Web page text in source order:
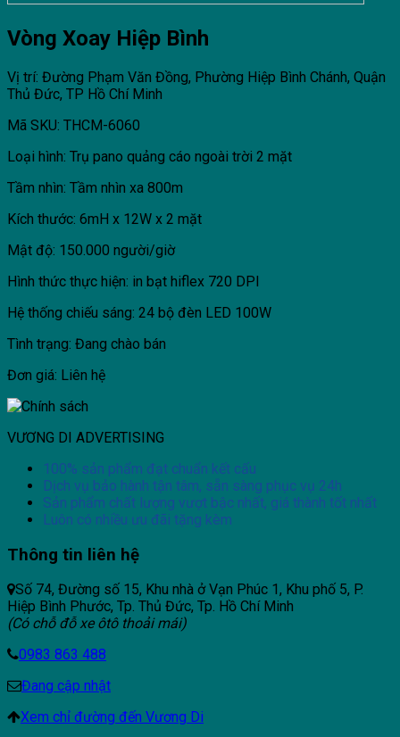
Vòng Xoay Hiệp Bình
Vị trí: Đường Phạm Văn Đồng, Phường Hiệp Bình Chánh, Quận
Thủ Đức, TP Hồ Chí Minh
Mã SKU: THCM-6060
Loại hình: Trụ pano quảng cáo ngoài trời 2 mặt
Tầm nhìn: Tầm nhìn xa 800m
Kích thước: 6mH x 12W x 2 mặt
Mật độ: 150.000 người/giờ
Hình thức thực hiện: in bạt hiflex 720 DPI
Hệ thống chiếu sáng: 24 bộ đèn LED 100W
Tình trạng: Đang chào bán
Đơn giá: Liên hệ
VƯƠNG DI ADVERTISING
100% sản phẩm đạt chuẩn kết cấu
Dịch vụ bảo hành tận tâm, sẵn sàng phục vụ 24h
Sản phẩm chất lượng vượt bậc nhất, giá thành tốt nhất
Luôn có nhiều ưu đãi tặng kèm
Thông tin liên hệ
Số 74, Đường số 15, Khu nhà ở Vạn Phúc 1, Khu phố 5, P.
Hiệp Bình Phước, Tp. Thủ Đức, Tp. Hồ Chí Minh
(Có chỗ đỗ xe ôtô thoải mái)
0983 863 488
Đang cập nhật
Xem chỉ đường đến Vương Di